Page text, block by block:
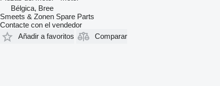
Bélgica, Bree
Smeets & Zonen Spare Parts
Contacte con el vendedor
Añadir a favoritos
Comparar